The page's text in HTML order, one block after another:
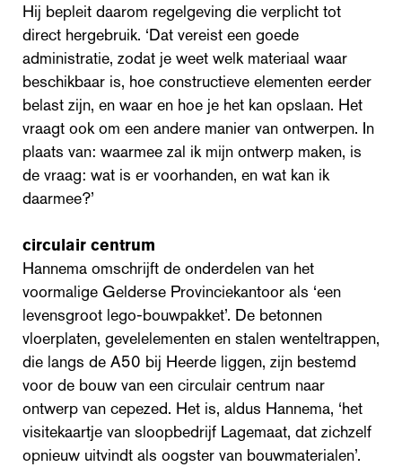
Hij bepleit daarom regelgeving die verplicht tot
direct hergebruik. ‘Dat vereist een goede
administratie, zodat je weet welk materiaal waar
beschikbaar is, hoe constructieve elementen eerder
belast zijn, en waar en hoe je het kan opslaan. Het
vraagt ook om een andere manier van ontwerpen. In
plaats van: waarmee zal ik mijn ontwerp maken, is
de vraag: wat is er voorhanden, en wat kan ik
daarmee?’
circulair centrum
Hannema omschrijft de onderdelen van het
voormalige Gelderse Provinciekantoor als ‘een
levensgroot lego-bouwpakket’. De betonnen
vloerplaten, gevelelementen en stalen wenteltrappen,
die langs de A50 bij Heerde liggen, zijn bestemd
voor de bouw van een circulair centrum naar
ontwerp van cepezed. Het is, aldus Hannema, ‘het
visitekaartje van sloopbedrijf Lagemaat, dat zichzelf
opnieuw uitvindt als oogster van bouwmaterialen’.